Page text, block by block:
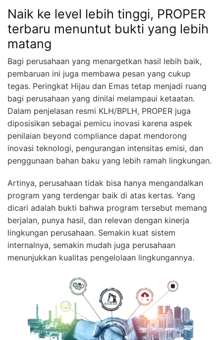
Naik ke level lebih tinggi, PROPER
terbaru menuntut bukti yang lebih
matang
Bagi perusahaan yang menargetkan hasil lebih baik,
pembaruan ini juga membawa pesan yang cukup
tegas. Peringkat Hijau dan Emas tetap menjadi ruang
bagi perusahaan yang dinilai melampaui ketaatan.
Dalam penjelasan resmi KLH/BPLH, PROPER juga
diposisikan sebagai pemicu inovasi karena aspek
penilaian beyond compliance dapat mendorong
inovasi teknologi, pengurangan intensitas emisi, dan
penggunaan bahan baku yang lebih ramah lingkungan.
Artinya, perusahaan tidak bisa hanya mengandalkan
program yang terdengar baik di atas kertas. Yang
dicari adalah bukti bahwa program tersebut memang
berjalan, punya hasil, dan relevan dengan kinerja
lingkungan perusahaan. Semakin kuat sistem
internalnya, semakin mudah juga perusahaan
menunjukkan kualitas pengelolaan lingkungannya.